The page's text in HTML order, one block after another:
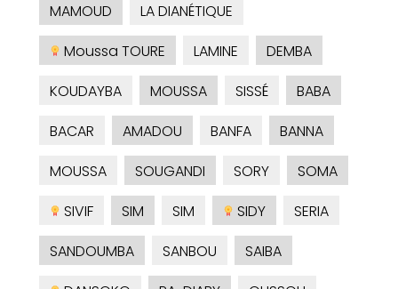
MAMOUD
LA DIANÉTIQUE
Moussa TOURE
LAMINE
DEMBA
KOUDAYBA
MOUSSA SISSÉ
BABA
BACAR
AMADOU BANFA
BANNA
MOUSSA
SOUGANDI SORY
SOMA
SIVIF
SIM SIM SIDY
SERIA
SANDOUMBA
SANBOU
SAIBA